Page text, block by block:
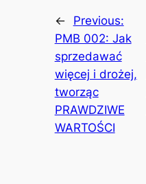
←
Previous:
PMB 002: Jak
sprzedawać
więcej i drożej,
tworząc
PRAWDZIWE
WARTOŚCI